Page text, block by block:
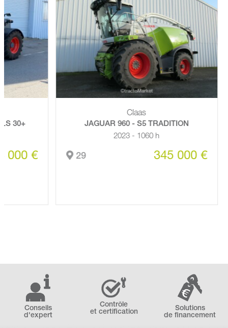
€
Claas
JAGUAR 960 - S5 TRADITION
2023 - 1060 h
29 345 000 €
Conseils
d'expert
Contrôle
et certification
Solutions
de financement